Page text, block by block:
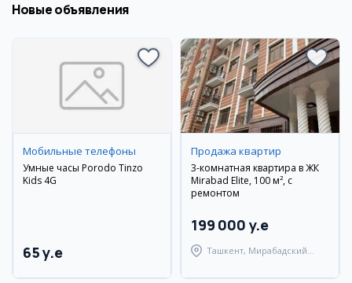
Новые объявления
Мобильные телефоны
Умные часы Porodo Tinzo
Kids 4G
65 y.e
Продажа квартир
3-комнатная квартира в ЖК
Mirabad Elite, 100 м², с
ремонтом
199 000 y.e
Ташкент, Мирабадский